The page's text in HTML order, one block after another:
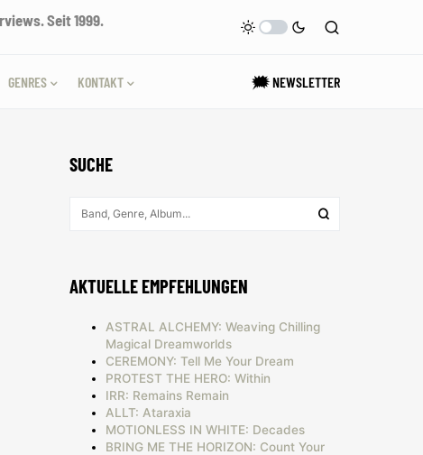
Seit 1999.
GENRES KONTAKT 🗯 NEWSLETTER
SUCHE
AKTUELLE EMPFEHLUNGEN
ASTRAL ALCHEMY: Weaving Chilling
Magical Dreamworlds
CEREMONY: Tell Me Your Dream
PROTEST THE HERO: Within
IRR: Remains Remain
ALLT: Ataraxia
MOTIONLESS IN WHITE: Decades
BRING ME THE HORIZON: Count Your